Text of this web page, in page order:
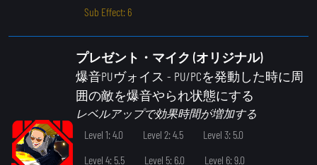
Sub Effect: 6
プレゼント・マイク (オリジナル)
爆音PUヴォイス - PU/PCを発動した時に周
囲の敵を爆音やられ状態にする
レベルアップで効果時間が増加する
Level 1: 4.0
Level 2: 4.5
Level 3: 5.0
Level 4: 5.5
Level 5: 6.0
Level 6: 9.0